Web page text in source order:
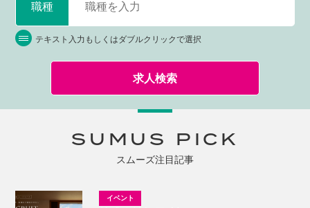
テキスト入力もしくはダブルクリックで選択
職種
求人検索
SUMUS PICK
スムーズ注目記事